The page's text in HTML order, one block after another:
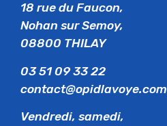
18 rue du Faucon,
Nohan sur Semoy,
08800 THILAY
03 51 09 33 22
contact@opidlavoye.com
Vendredi, samedi,